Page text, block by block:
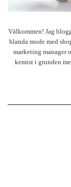
Välkommen! Jag
blanda mode med
marketing manager
kemist i grunden